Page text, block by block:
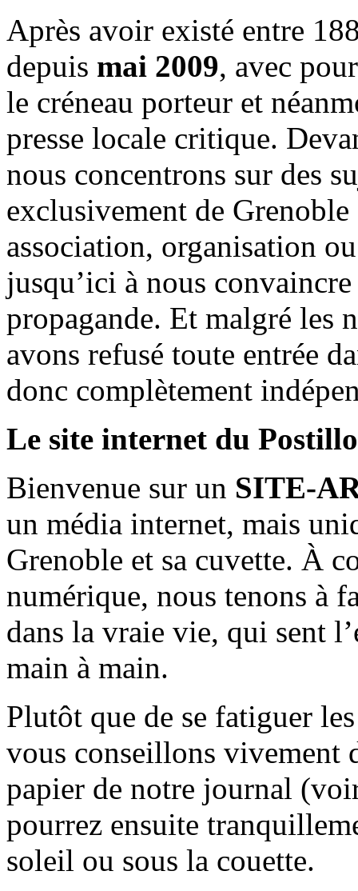
Après avoir existé entre
depuis mai 2009, avec
le créneau porteur et
presse locale critique.
nous concentrons sur des
exclusivement de
association, organisation
jusqu’ici à nous
propagande. Et malgré les
avons refusé toute entrée
donc complètement
Le site internet du
Bienvenue sur un SITE-
un média internet, mais
Grenoble et sa cuvette. À
numérique, nous tenons à
dans la vraie vie, qui sent
main à main.
Plutôt que de se fatiguer
vous conseillons vivement
papier de notre journal
pourrez ensuite
soleil ou sous la couette.